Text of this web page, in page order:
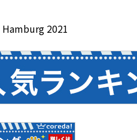
2021